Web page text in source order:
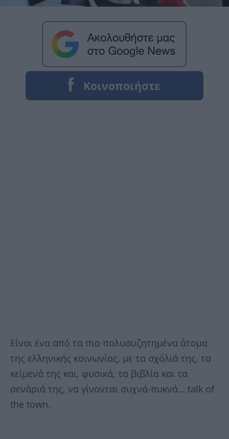
Είναι ένα από τα πιο πολυσυζητημένα άτομα
της ελληνικής κοινωνίας, με τα σχόλιά της, τα
κείμενά της και, φυσικά, τα βιβλία και τα
σενάριά της, να γίνονται συχνά-πυκνά… talk of
the town.